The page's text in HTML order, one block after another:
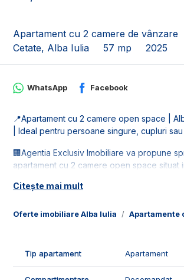
Apartament cu 2 camere de vânzare
Cetate, Alba Iulia
57 mp 2025
Oferte imobiliare Alba Iulia Apartamente
WhatsApp Facebook
📍Apartament cu 2 camere open space |
| Ideal pentru persoane singure, cupluri
🏢Agentia Exclusiv Imobiliare va propune
apartament cu 2 camere open space situat
bloc nou.
📐Locuinta este in suprafata de 57 mp utili,
- 1 hol;
- 1 baie;
Citește mai mult
Tip apartament Apartament